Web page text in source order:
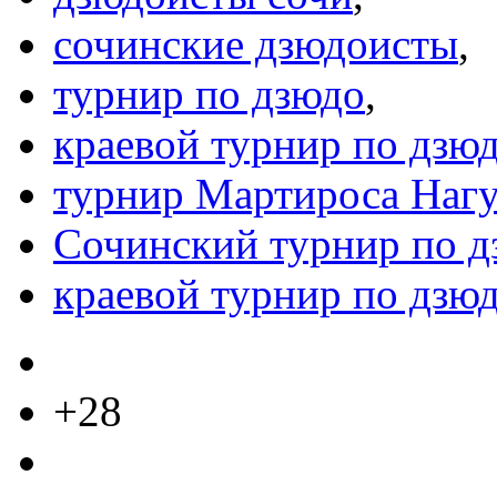
сочинские дзюдоисты,
турнир по дзюдо,
краевой турнир по
турнир Мартироса
Сочинский турнир по
краевой турнир по
+28